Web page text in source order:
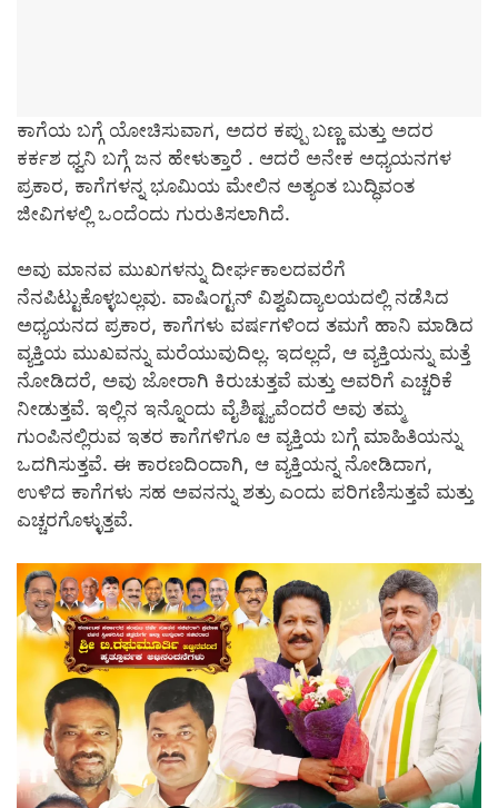
ಕಾಗೆಯ ಬಗ್ಗೆ ಯೋಚಿಸುವಾಗ, ಅದರ ಕಪ್ಪು ಬಣ್ಣ ಮತ್ತು ಅದರ
ಕರ್ಕಶ ಧ್ವನಿ ಬಗ್ಗೆ ಜನ ಹೇಳುತ್ತಾರೆ . ಆದರೆ ಅನೇಕ ಅಧ್ಯಯನಗಳ
ಪ್ರಕಾರ, ಕಾಗೆಗಳನ್ನ ಭೂಮಿಯ ಮೇಲಿನ ಅತ್ಯಂತ ಬುದ್ಧಿವಂತ
ಜೀವಿಗಳಲ್ಲಿ ಒಂದೆಂದು ಗುರುತಿಸಲಾಗಿದೆ.
ಅವು ಮಾನವ ಮುಖಗಳನ್ನು ದೀರ್ಘಕಾಲದವರೆಗೆ
ನೆನಪಿಟ್ಟುಕೊಳ್ಳಬಲ್ಲವು. ವಾಷಿಂಗ್ಟನ್ ವಿಶ್ವವಿದ್ಯಾಲಯದಲ್ಲಿ ನಡೆಸಿದ
ಅಧ್ಯಯನದ ಪ್ರಕಾರ, ಕಾಗೆಗಳು ವರ್ಷಗಳಿಂದ ತಮಗೆ ಹಾನಿ ಮಾಡಿದ
ವ್ಯಕ್ತಿಯ ಮುಖವನ್ನು ಮರೆಯುವುದಿಲ್ಲ. ಇದಲ್ಲದೆ, ಆ ವ್ಯಕ್ತಿಯನ್ನು ಮತ್ತೆ
ನೋಡಿದರೆ, ಅವು ಜೋರಾಗಿ ಕಿರುಚುತ್ತವೆ ಮತ್ತು ಅವರಿಗೆ ಎಚ್ಚರಿಕೆ
ನೀಡುತ್ತವೆ. ಇಲ್ಲಿನ ಇನ್ನೊಂದು ವೈಶಿಷ್ಟ್ಯವೆಂದರೆ ಅವು ತಮ್ಮ
ಗುಂಪಿನಲ್ಲಿರುವ ಇತರ ಕಾಗೆಗಳಿಗೂ ಆ ವ್ಯಕ್ತಿಯ ಬಗ್ಗೆ ಮಾಹಿತಿಯನ್ನು
ಒದಗಿಸುತ್ತವೆ. ಈ ಕಾರಣದಿಂದಾಗಿ, ಆ ವ್ಯಕ್ತಿಯನ್ನ ನೋಡಿದಾಗ,
ಉಳಿದ ಕಾಗೆಗಳು ಸಹ ಅವನನ್ನು ಶತ್ರು ಎಂದು ಪರಿಗಣಿಸುತ್ತವೆ ಮತ್ತು
ಎಚ್ಚರಗೊಳ್ಳುತ್ತವೆ.